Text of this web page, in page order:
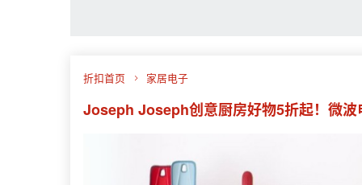
折扣首页 家居电子
Joseph Joseph创意厨房好物5折起！微